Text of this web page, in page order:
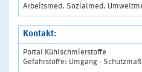
Arbeitsmed. Sozialmed.
Kontakt:
Portal Kühlschmierstoffe
Gefahrstoffe: Umgang -